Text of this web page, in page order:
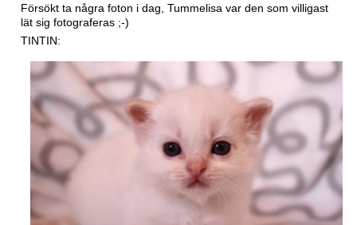
Försökt ta några foton i dag, Tummelisa var den som villigast
lät sig fotograferas ;-)
TINTIN: